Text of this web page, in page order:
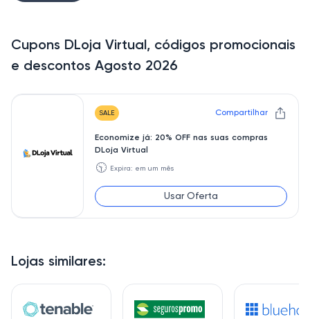
Lojas similares:
Cupons DLoja Virtual, códigos promocionais
e descontos Agosto 2026
SALE Compartilhar
Economize já: 20% OFF nas suas compras
DLoja Virtual
🕥 Expira: em um mês
Usar Oferta